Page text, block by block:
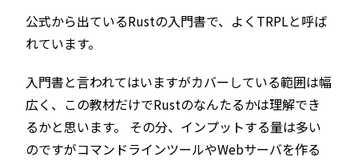
公式から出ているRustの入門書で、よくTRPLと呼ば
れています。
入門書と言われてはいますがカバーしている範囲は幅
広く、この教材だけでRustのなんたるかは理解でき
るかと思います。 その分、インプットする量は多い
のですがコマンドラインツールやWebサーバを作る